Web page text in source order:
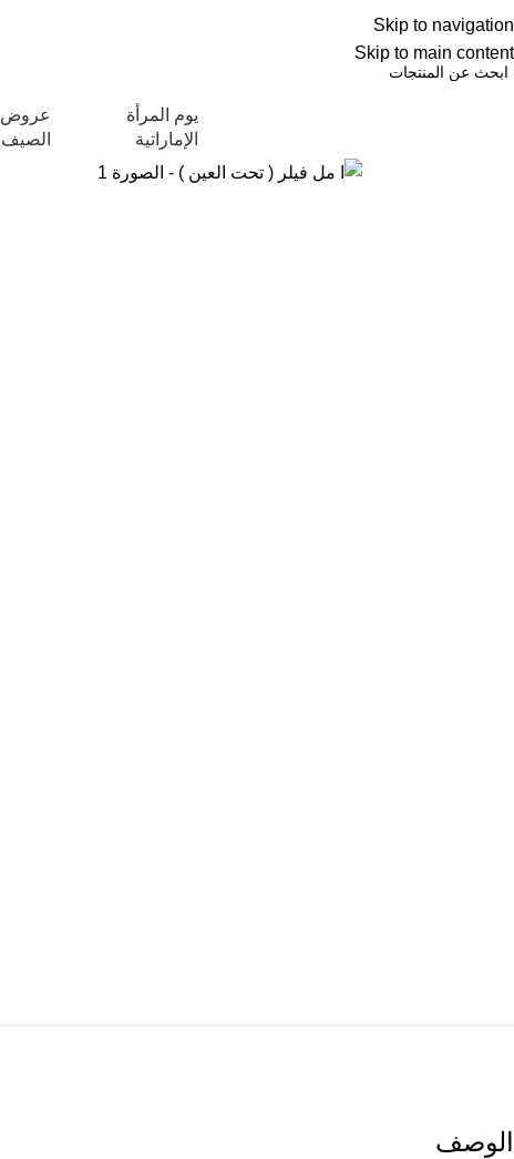
Skip to navigation
Skip to main content
العربيةNEW OFFERS ARE COMING EVERY DAY, BUY MORE GET MORE.....
يوم المرأة
الإماراتية
عروض
الصيف
الوصف